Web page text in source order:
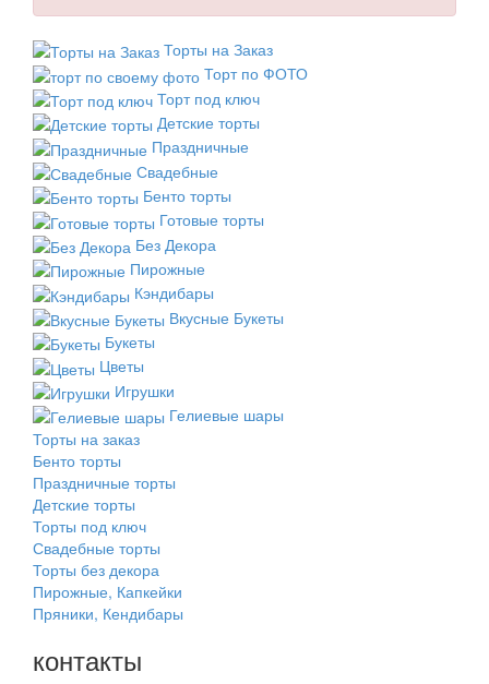
Торты на Заказ
Торт по ФОТО
Торт под ключ
Детские торты
Праздничные
Свадебные
Бенто торты
Готовые торты
Без Декора
Пирожные
Кэндибары
Вкусные Букеты
Букеты
Цветы
Игрушки
Гелиевые шары
Торты на заказ
Бенто торты
Праздничные торты
Детские торты
Торты под ключ
Свадебные торты
Торты без декора
Пирожные, Капкейки
Пряники, Кендибары
контакты